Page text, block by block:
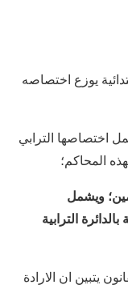
يوزع اختصاصه
اختصاصها الترابي
المحاكم؛
ويشمل
الترابية
يتبين ان الارادة